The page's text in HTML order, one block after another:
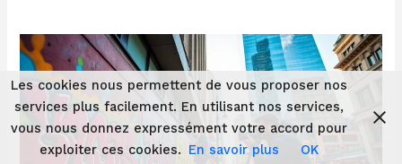
Les cookies nous permettent de vous proposer nos
services plus facilement. En utilisant nos services,
vous nous donnez expressément votre accord pour
exploiter ces cookies. En savoir plus OK